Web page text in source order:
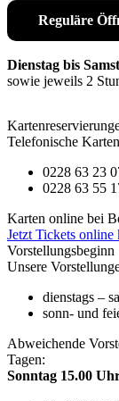
Reguläre
Dienstag bis
sowie jeweils 2
Telefonische
0228 63 23
0228 63 55
Karten online bei
Jetzt Tickets online
Vorstellungsbeginn
Unsere
dienstags –
sonn- und
Abweichende
Tagen:
Sonntag 15.00